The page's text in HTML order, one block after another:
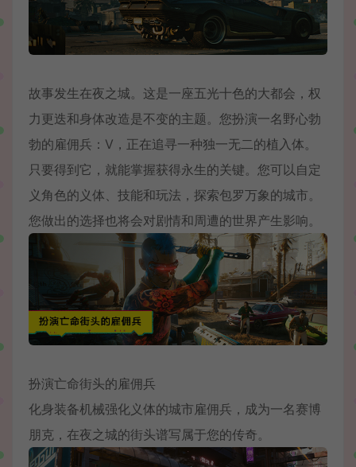
故事发生在夜之城。这是一座五光十色的大都会，权
力更迭和身体改造是不变的主题。您扮演一名野心勃
勃的雇佣兵：V，正在追寻一种独一无二的植入体。
只要得到它，就能掌握获得永生的关键。您可以自定
义角色的义体、技能和玩法，探索包罗万象的城市。
您做出的选择也将会对剧情和周遭的世界产生影响。
扮演亡命街头的雇佣兵
化身装备机械强化义体的城市雇佣兵，成为一名赛博
朋克，在夜之城的街头谱写属于您的传奇。